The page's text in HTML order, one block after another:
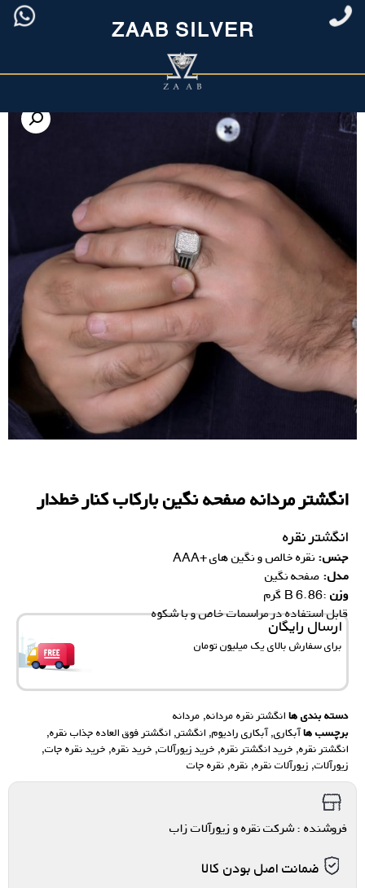
ZAAB SILVER
انگشتر نقره مردانه/ انگشتر مردانه صفحه نگین بارکاب کنار
انگشتر مردانه صفحه نگین بارکاب کنار خطدار
انگشتر نقره
جنس: نقره خالص و نگین های +AAA
مدل: صفحه نگین
وزن :6.86 B گرم
قابل استفاده در مراسمات خاص و با شکوه
ارسال رایگان
برای سفارش‌ بالای یک میلیون تومان
دسته بندی ها انگشتر نقره مردانه, مردانه
برچسب هاآبکاری,آبکاری رادیوم, انگشتر, انگشتر فوق العاده جذاب نقره,
انگشتر نقره, خرید انگشتر نقره, خرید زیورآلات, خرید نقره, خرید نقره جات,
زیورآلات, زیورآلات نقره, نقره, نقره جات
فروشنده : شرکت نقره و زیورآلات زاب
ضمانت اصل بودن کالا